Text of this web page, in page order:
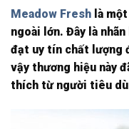
Meadow Fresh là
ngoài lớn. Đây là
đạt uy tín chất lượng
vậy thương hiệu này
thích từ người tiêu